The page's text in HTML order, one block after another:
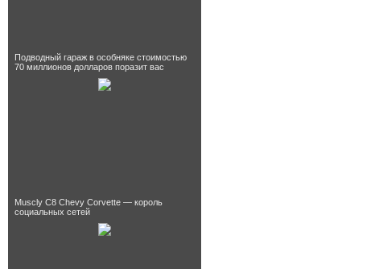
Подводный гараж в особняке стоимостью
70 миллионов долларов поразит вас
Muscly C8 Chevy Corvette — король
социальных сетей